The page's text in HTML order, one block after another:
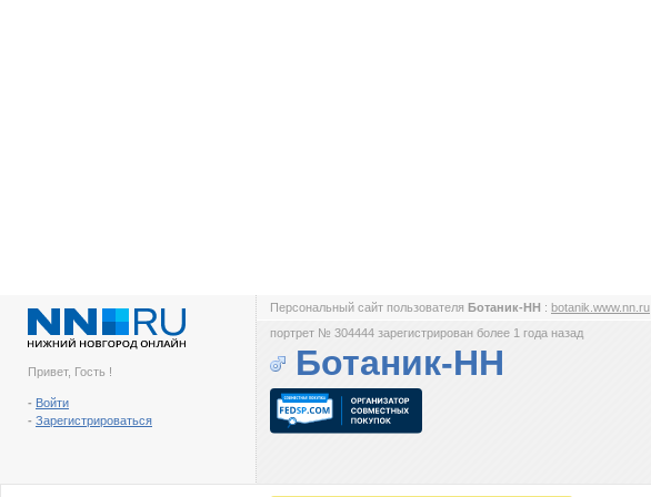
Привет, Гость !
- Войти
- Зарегистрироваться
Персональный сайт пользователя Ботаник-НН : botanik.www.nn.ru
портрет № 304444 зарегистрирован более 1 года назад
Ботаник-НН